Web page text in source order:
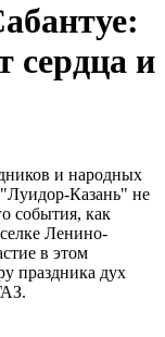
сердца и
и народных
Казань" не
события, как
Ленино-
в этом
праздника дух